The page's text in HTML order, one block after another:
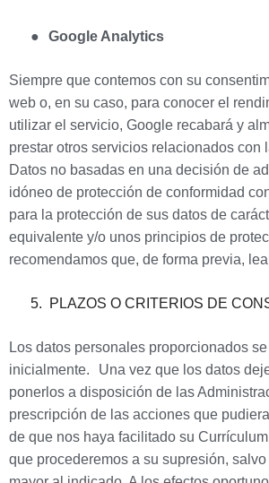
● Google Analytics
Siempre que contemos con su
web o, en su caso, para conocer el
utilizar el servicio, Google recabará y
prestar otros servicios relacionados
Datos no basadas en una decisión de
idóneo de protección de conformidad
para la protección de sus datos de
equivalente y/o unos principios de
recomendamos que, de forma previa,
5. PLAZOS O CRITERIOS DE
Los datos personales proporcionados
inicialmente.
Una vez que los datos
ponerlos a disposición de las
prescripción de las acciones que
de que nos haya facilitado su
que procederemos a su supresión,